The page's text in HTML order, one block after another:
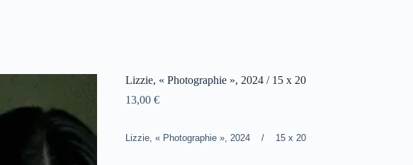
Lizzie, « Photographie », 2024 / 15 x 20
13,00 €
Lizzie, « Photographie », 2024 / 15 x 20